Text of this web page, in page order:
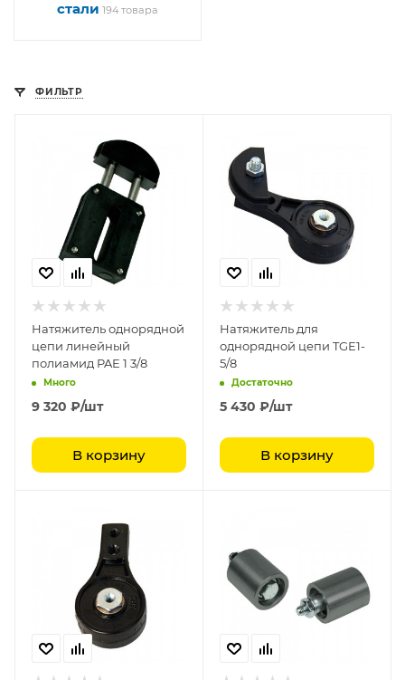
стали 194 товара
ФИЛЬТР
Натяжитель однорядной
цепи линейный
полиамид PAE 1 3/8
Много
9 320 ₽/шт
В корзину
Натяжитель для
однорядной цепи TGE1-
5/8
Достаточно
5 430 ₽/шт
В корзину